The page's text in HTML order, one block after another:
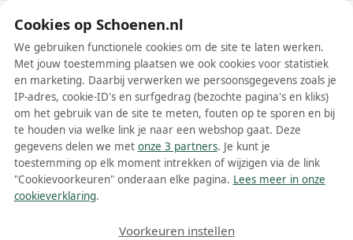
Schoenen.nl
Wis filters Alle filters
New Balance 997H schoenen
De New Balance 997H schoenen zijn een moderne interpretatie
van het klassieke 997-model van het iconische merk New Balance.
moderne technologieën en comfortabele materialen toe om aan
Cookies op Schoenen.nl
We gebruiken functionele cookies om de site te laten werken.
Met jouw toestemming plaatsen we ook cookies voor statistiek
en marketing. Daarbij verwerken we persoonsgegevens zoals je
IP-adres, cookie-ID's en surfgedrag (bezochte pagina's en kliks)
om het gebruik van de site te meten, fouten op te sporen en bij
te houden via welke link je naar een webshop gaat. Deze
gegevens delen we met onze 3 partners. Je kunt je
toestemming op elk moment intrekken of wijzigen via de link
"Cookievoorkeuren" onderaan elke pagina. Lees meer in onze
cookieverklaring.
Voorkeuren instellen